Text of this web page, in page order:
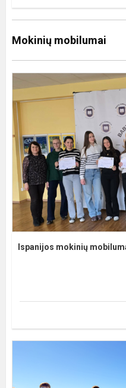
Mokinių mobilumai
Ispanijos mokinių